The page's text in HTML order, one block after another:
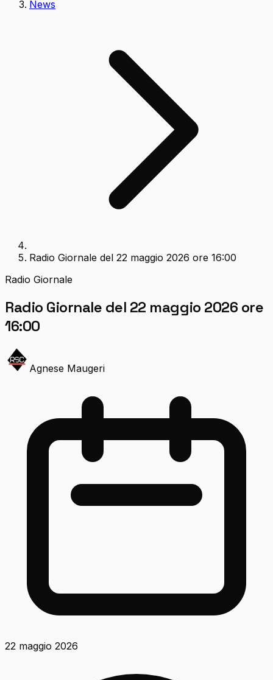
News
Radio Giornale del 22 maggio 2026 ore 16:00
Radio Giornale
Radio Giornale del 22 maggio 2026 ore
16:00
Agnese Maugeri
22 maggio 2026